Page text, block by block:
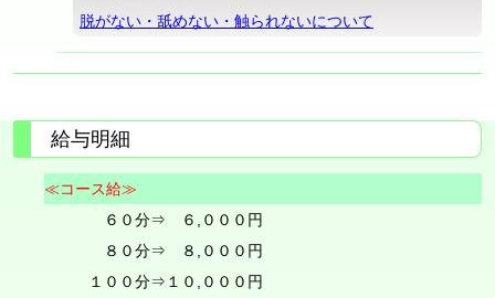
脱がない・舐めない・触られないについて
給与明細
≪コース給≫
６０分⇒ ６,０００円
８０分⇒ ８,０００円
１００分⇒１０,０００円